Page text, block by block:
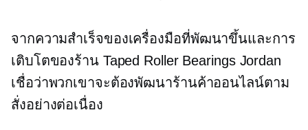
จากความสำเร็จของเครื่องมือที่พัฒนาขึ้นและการ
เติบโตของร้าน Taped Roller Bearings Jordan
เชื่อว่าพวกเขาจะต้องพัฒนาร้านค้าออนไลน์ตาม
สั่งอย่างต่อเนื่อง